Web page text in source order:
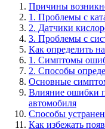
Причины
1. Проблемы с
2. Датчики
3. Проблемы с
Как определить
1. Симптомы
2. Способы
Основные
Влияние ошибки
автомобиля
Способы
Как избежать